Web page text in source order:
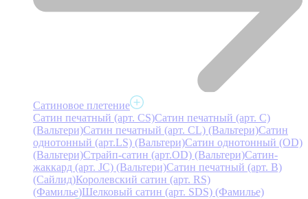
Сатиновое плетение
Сатин печатный (арт. СS)Сатин печатный (арт. С)
(Вальтери)Сатин печатный (арт. СL) (Вальтери)Сатин
однотонный (арт.LS) (Вальтери)Сатин однотонный (OD)
(Вальтери)Страйп-сатин (арт.OD) (Вальтери)Сатин-
жаккард (арт. JC) (Вальтери)Сатин печатный (арт. В)
(Сайлид)Королевский сатин (арт. RS)
(Фамилье)Шелковый сатин (арт. SDS) (Фамилье)